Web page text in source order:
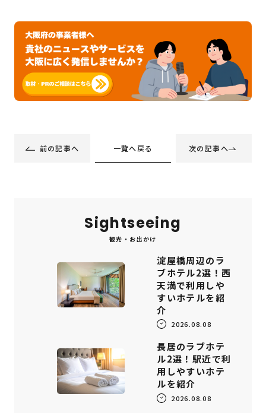
前の記事へ 一覧へ戻る 次の記事へ
Sightseeing
観光・お出かけ
淀屋橋周辺のラ
ブホテル2選！西
天満で利用しや
すいホテルを紹
介
2026.08.08
長居のラブホテ
ル2選！駅近で利
用しやすいホテ
ルを紹介
2026.08.08